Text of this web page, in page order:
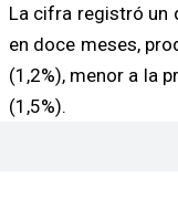
La cifra registró un
en doce meses,
(1,2%), menor a la
(1,5%).